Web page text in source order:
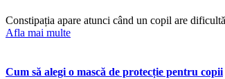
Constipația apare atunci când un copil are
Afla mai multe
Cum să alegi o mască de protecție pentru copii